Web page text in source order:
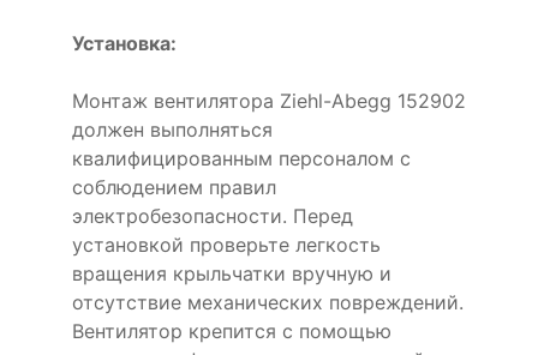
Установка:
Монтаж вентилятора Ziehl-Abegg 152902
должен выполняться
квалифицированным персоналом с
соблюдением правил
электробезопасности. Перед
установкой проверьте легкость
вращения крыльчатки вручную и
отсутствие механических повреждений.
Вентилятор крепится с помощью